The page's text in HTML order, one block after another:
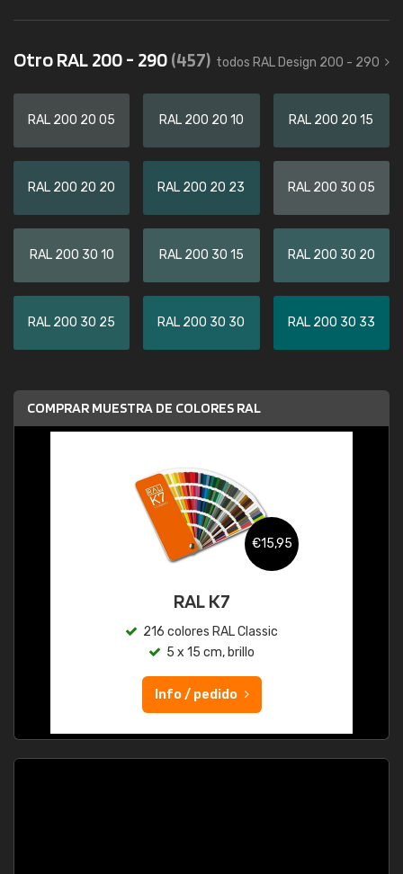
Otro RAL 200 - 290(457) todos RAL Design 200 - 290
RAL 200 20 05 RAL 200 20 10 RAL 200 20 15
RAL 200 20 20 RAL 200 20 23 RAL 200 30 05
RAL 200 30 10 RAL 200 30 15 RAL 200 30 20
RAL 200 30 25 RAL 200 30 30 RAL 200 30 33
COMPRAR MUESTRA DE COLORES RAL
€15,95
RAL K7
216 colores RAL Classic
5 x 15 cm, brillo
Info / pedido